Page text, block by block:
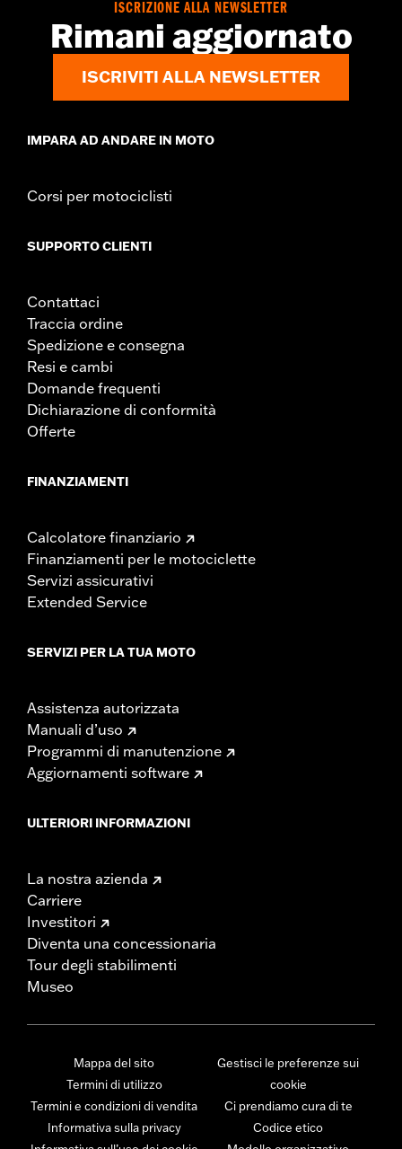
ISCRIZIONE ALLA NEWSLETTER
Rimani aggiornato
ISCRIVITI ALLA NEWSLETTER
IMPARA AD ANDARE IN MOTO
Corsi per motociclisti
SUPPORTO CLIENTI
Contattaci
Traccia ordine
Spedizione e consegna
Resi e cambi
Domande frequenti
Dichiarazione di conformità
Offerte
FINANZIAMENTI
Calcolatore finanziario
Finanziamenti per le motociclette
Servizi assicurativi
Extended Service
SERVIZI PER LA TUA MOTO
Assistenza autorizzata
Manuali d’uso
Programmi di manutenzione
Aggiornamenti software
ULTERIORI INFORMAZIONI
La nostra azienda
Carriere
Investitori
Diventa una concessionaria
Tour degli stabilimenti
Museo
Mappa del sito
Termini di utilizzo
Termini e condizioni di vendita
Informativa sulla privacy
Gestisci le preferenze sui
cookie
Ci prendiamo cura di te
Codice etico